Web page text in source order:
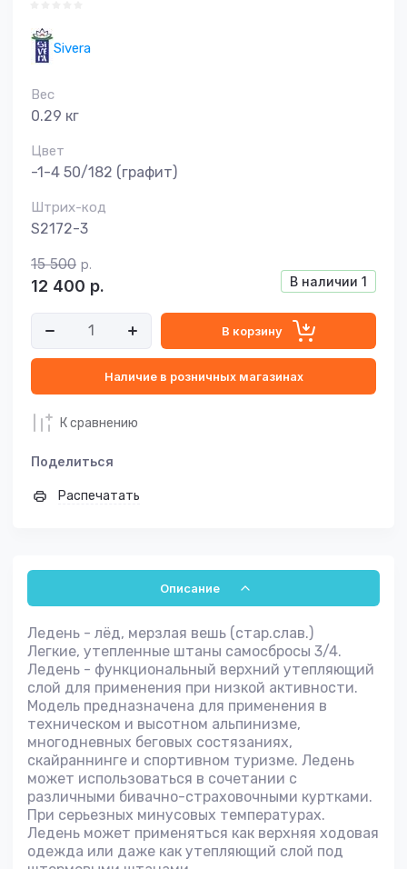
Sivera
Вес
0.29 кг
Цвет
-1-4 50/182 (графит)
Штрих-код
S2172-3
В наличии 1
15 500 р.
12 400 р.
В корзину
Наличие в розничных магазинах
К сравнению
Поделиться
Распечатать
Описание
Ледень - лёд, мерзлая вешь (стар.слав.)
Легкие, утепленные штаны самосбросы 3/4.
Ледень - функциональный верхний утепляющий
слой для применения при низкой активности.
Модель предназначена для применения в
техническом и высотном альпинизме,
многодневных беговых состязаниях,
скайраннинге и спортивном туризме. Ледень
может использоваться в сочетании с
различными бивачно-страховочными куртками.
При серьезных минусовых температурах.
Ледень может применяться как верхняя ходовая
одежда или даже как утепляющий слой под